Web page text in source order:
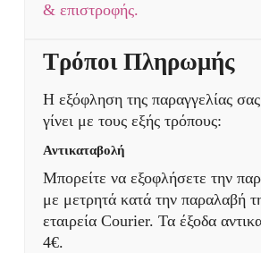
& επιστροφής.
Τρόποι Πληρωμής
Η εξόφληση της παραγγελίας
γίνει με τους εξής τρόπους:
Αντικαταβολή
Μπορείτε να εξοφλήσετε την
με μετρητά κατά την παραλαβή
εταιρεία Courier. Τα έξοδα
4€.